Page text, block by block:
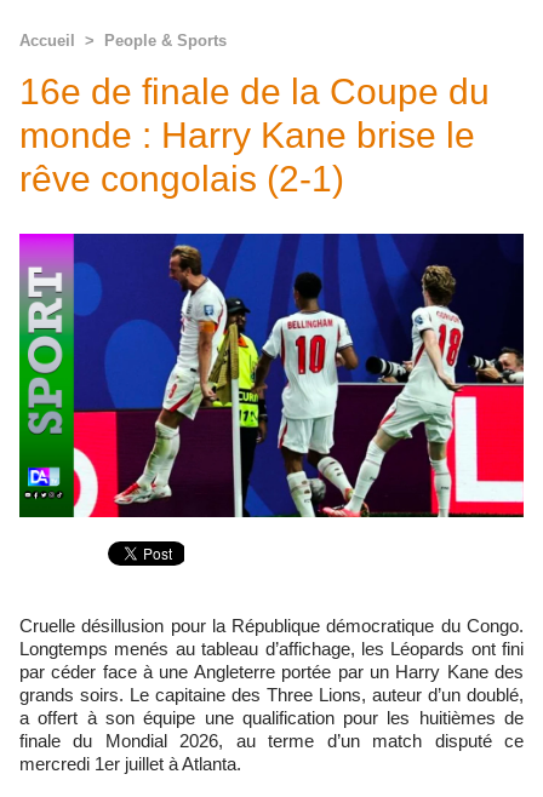
Accueil > People & Sports
16e de finale de la Coupe du
monde : Harry Kane brise le
rêve congolais (2-1)
Cruelle désillusion pour la République démocratique du Congo.
Longtemps menés au tableau d’affichage, les Léopards ont fini
par céder face à une Angleterre portée par un Harry Kane des
grands soirs. Le capitaine des Three Lions, auteur d’un doublé,
a offert à son équipe une qualification pour les huitièmes de
finale du Mondial 2026, au terme d’un match disputé ce
mercredi 1er juillet à Atlanta.